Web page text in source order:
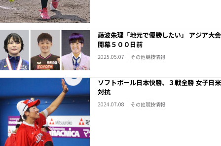
藤波朱理「地元で優勝したい」 アジア大会
開幕５００日前
2025.05.07 その他競技情報
ソフトボール日本快勝、３戦全勝 女子日米
対抗
2024.07.08 その他競技情報